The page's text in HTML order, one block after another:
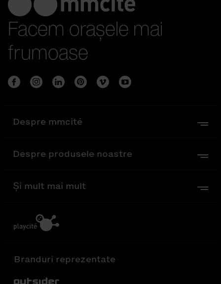
Facem orașele mai
frumoase
Despre mmcité
Despre produsele noastre
Și mult mai mult
Branduri reprezentate
Out-Sider